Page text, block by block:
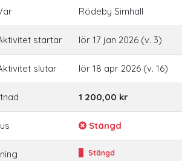
Rödeby Simhall
startar lör 17 jan 2026 (v. 3)
slutar lör 18 apr 2026 (v. 16)
1 200,00 kr
Stängd
Stängd